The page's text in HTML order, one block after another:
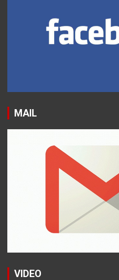
MAIL
VIDEO